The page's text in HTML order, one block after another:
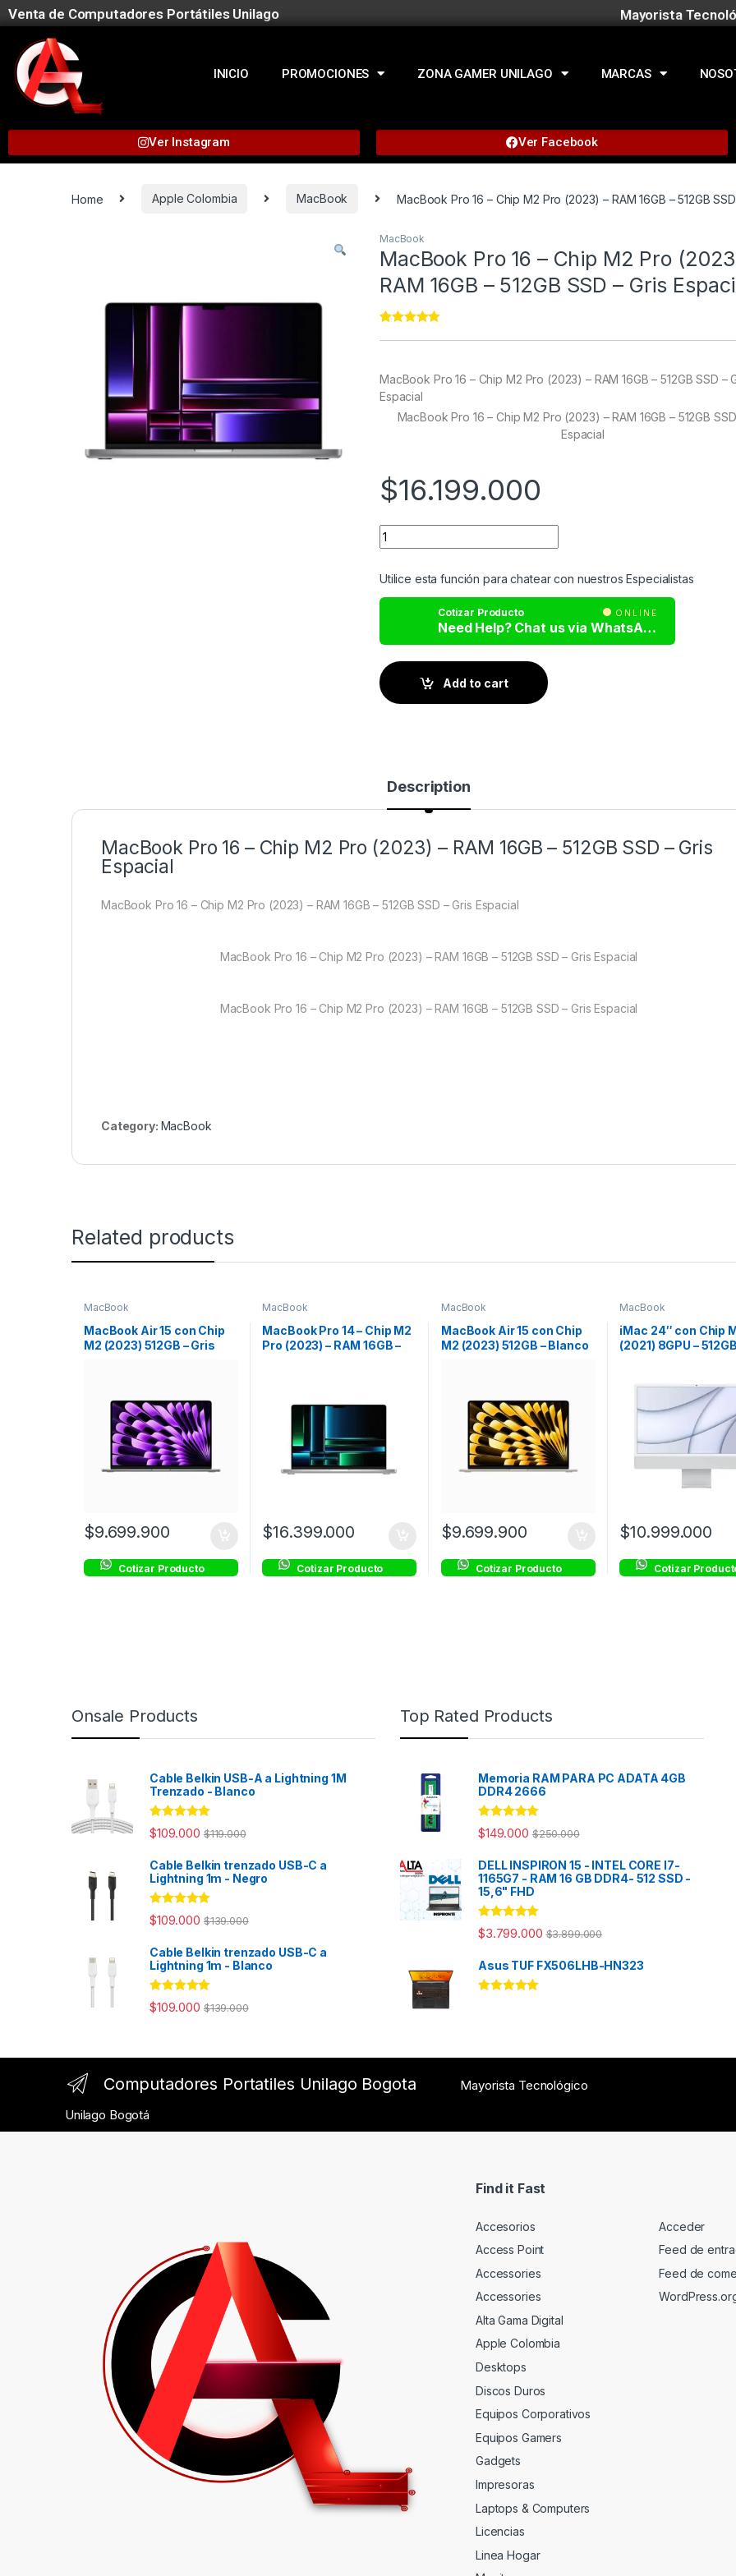
Venta de Computadores Portátiles Unilago Mayorista
INICIO PROMOCIONES ZONA GAMER UNILAGO MARCAS
Ver Instagram Ver Facebook
Home Apple Colombia MacBook MacBook Pro 16 – Chip M2 Pro (2023) – RAM 16GB – 512GB
MacBook
MacBook Pro 16 – Chip M2 Pro
RAM 16GB – 512GB SSD – Gris
ratings
MacBook Pro 16 – Chip M2 Pro (2023) – RAM 16GB – 512GB SSD –
Espacial
MacBook Pro 16 – Chip M2 Pro (2023) – RAM 16GB – 512GB
Espacial
$16.199.000
Utilice esta función para chatear con nuestros Especialistas
Cotizar Producto ONLINE
Need Help? Chat us via WhatsApp
Add to cart
Description
MacBook Pro 16 – Chip M2 Pro (2023) – RAM 16GB – 512GB SSD – Gris
Espacial
MacBook Pro 16 – Chip M2 Pro (2023) – RAM 16GB – 512GB SSD – Gris Espacial
MacBook Pro 16 – Chip M2 Pro (2023) – RAM 16GB – 512GB SSD – Gris Espacial
MacBook Pro 16 – Chip M2 Pro (2023) – RAM 16GB – 512GB SSD – Gris Espacial
Category: MacBook
Related products
MacBook
MacBook Air 15 con Chip
M2 (2023) 512GB – Gris
$9.699.900
Cotizar Producto
MacBook
MacBook Pro 14 – Chip M2
Pro (2023) – RAM 16GB –
$16.399.000
Cotizar Producto
MacBook
MacBook Air 15 con Chip
M2 (2023) 512GB – Blanco
$9.699.900
Cotizar Producto
MacBook
iMac 24″ con Chip
(2021) 8GPU –
$10.999.000
Cotizar
Onsale Products
Cable Belkin USB-A a Lightning 1M
Trenzado - Blanco
Rated 4.98
out of 5
$109.000 $119.000
Cable Belkin trenzado USB-C a
Lightning 1m - Negro
Rated 4.94
out of 5
$109.000 $139.000
Cable Belkin trenzado USB-C a
Lightning 1m - Blanco
Rated 4.98
out of 5
$109.000 $139.000
Top Rated Products
Memoria RAM PARA PC ADATA 4GB
DDR4 2666
Rated 5.00
out of 5
$149.000 $250.000
DELL INSPIRON 15 - INTEL CORE I7-
1165G7 - RAM 16 GB DDR4- 512 SSD -
15,6" FHD
Rated5.00
out of 5
$3.799.000 $3.899.000
Asus TUF FX506LHB-HN323
Computadores Portatiles Unilago Bogota
Mayorista Tecnológico
Unilago Bogotá
Find it Fast
Accesorios
Access Point
Accessories
Accessories
Alta Gama Digital
Apple Colombia
Desktops
Discos Duros
Equipos Corporativos
Equipos Gamers
Gadgets
Impresoras
Laptops & Computers
Licencias
Linea Hogar
Acceder
Feed de
Feed de